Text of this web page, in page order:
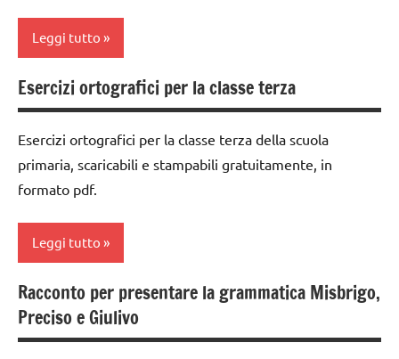
PER ETA'
TUTTI GLI
ARTICOLI
DOWNLOAD
italiano
didattico
PER ETA'
TUTTI GLI
ARTICOLI
Leggi tutto
classe
3a
dai
6
anni
DOWNLOAD
italiano
LINGUAGGIO
Esercizi ortografici per la classe terza
Esercizi ortografici per la classe terza della scuola
primaria, scaricabili e stampabili gratuitamente, in
formato pdf.
Leggi tutto
classe
3a
Racconto per presentare la grammatica Misbrigo,
Preciso e Giulivo